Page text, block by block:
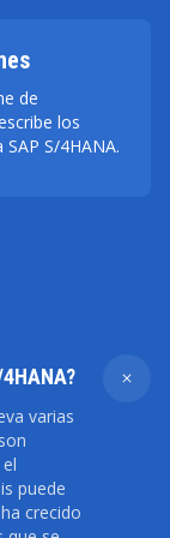
de
los
S/4HANA.
varias
puede
crecido